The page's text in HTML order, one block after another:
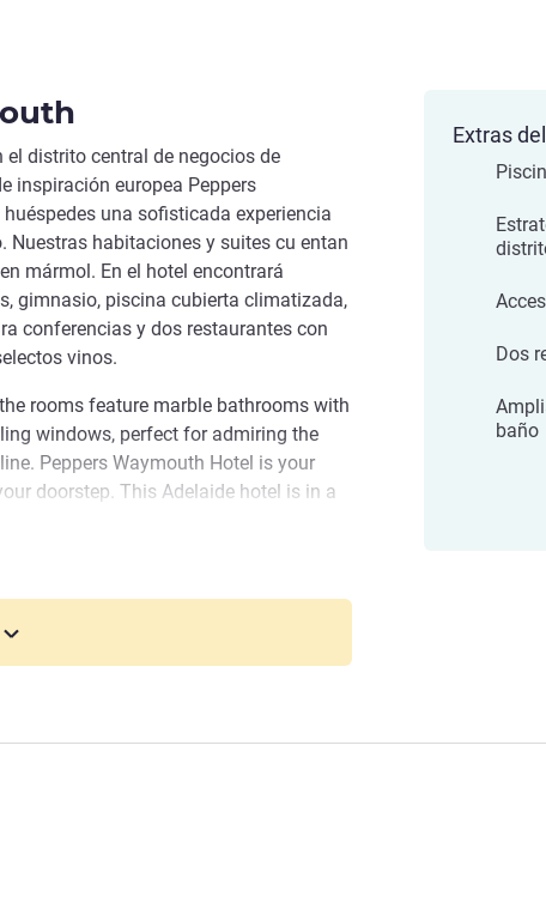
el distrito central de negocios de
inspiración europea Peppers
una sofisticada experiencia
Nuestras habitaciones y suites cu entan
mármol. En el hotel encontrará
gimnasio, piscina cubierta climatizada,
conferencias y dos restaurantes con
vinos.
rooms feature marble bathrooms with
windows, perfect for admiring the
Peppers Waymouth Hotel is your
doorstep. This Adelaide hotel is in a
Barossa Valley, you are also in
from Adelaide Airport. Located at the
Hotel y le damos las gracias por
Extras
Dos
baño